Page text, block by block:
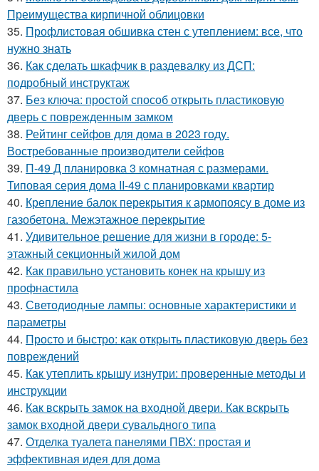
Преимущества кирпичной облицовки
35. Профлистовая обшивка стен с утеплением: все, что
нужно знать
36. Как сделать шкафчик в раздевалку из ДСП:
подробный инструктаж
37. Без ключа: простой способ открыть пластиковую
дверь с поврежденным замком
38. Рейтинг сейфов для дома в 2023 году.
Востребованные производители сейфов
39. П-49 Д планировка 3 комнатная с размерами.
Типовая серия дома II-49 с планировками квартир
40. Крепление балок перекрытия к армопоясу в доме из
газобетона. Межэтажное перекрытие
41. Удивительное решение для жизни в городе: 5-
этажный секционный жилой дом
42. Как правильно установить конек на крышу из
профнастила
43. Светодиодные лампы: основные характеристики и
параметры
44. Просто и быстро: как открыть пластиковую дверь без
повреждений
45. Как утеплить крышу изнутри: проверенные методы и
инструкции
46. Как вскрыть замок на входной двери. Как вскрыть
замок входной двери сувальдного типа
47. Отделка туалета панелями ПВХ: простая и
эффективная идея для дома